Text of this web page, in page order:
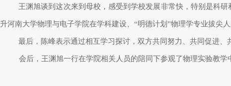
王渊旭谈到这次来到母校，感受到学校发展非常快，特别是科
升河南大学物理与电子学院在学科建设、“明德计划”物理学专业拔尖
最后，陈峰表示通过相互学习探讨，双方共同努力、共同促进
会后，王渊旭一行在学院相关人员的陪同下参观了物理实验教学